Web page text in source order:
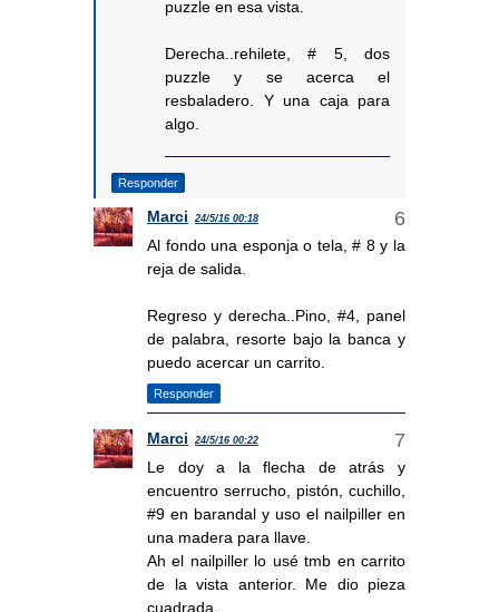
puzzle en esa vista.
Derecha..rehilete, # 5, dos
puzzle y se acerca el
resbaladero. Y una caja para
algo.
Responder
Marci 24/5/16 00:18
Al fondo una esponja o tela, # 8 y la
reja de salida.
Regreso y derecha..Pino, #4, panel
de palabra, resorte bajo la banca y
puedo acercar un carrito.
Responder
Marci 24/5/16 00:22
Le doy a la flecha de atrás y
encuentro serrucho, pistón, cuchillo,
#9 en barandal y uso el nailpiller en
una madera para llave.
Ah el nailpiller lo usé tmb en carrito
de la vista anterior. Me dio pieza
cuadrada.